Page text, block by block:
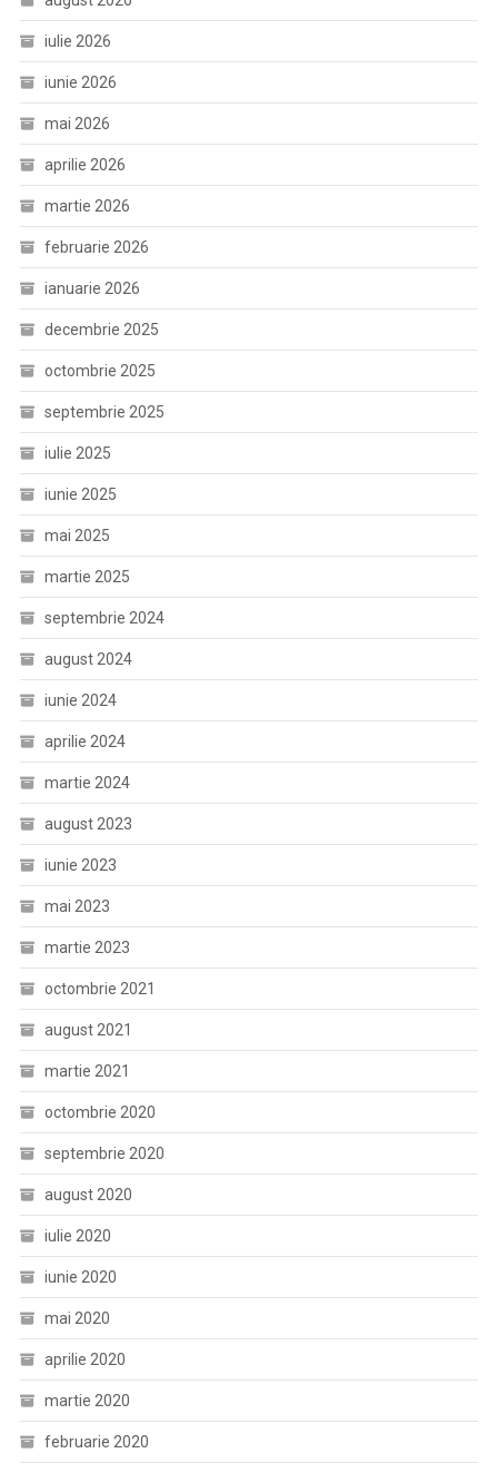
iulie 2026
iunie 2026
mai 2026
aprilie 2026
martie 2026
februarie 2026
ianuarie 2026
decembrie 2025
octombrie 2025
septembrie 2025
iulie 2025
iunie 2025
mai 2025
martie 2025
septembrie 2024
august 2024
iunie 2024
aprilie 2024
martie 2024
august 2023
iunie 2023
mai 2023
martie 2023
octombrie 2021
august 2021
martie 2021
octombrie 2020
septembrie 2020
august 2020
iulie 2020
iunie 2020
mai 2020
aprilie 2020
martie 2020
februarie 2020